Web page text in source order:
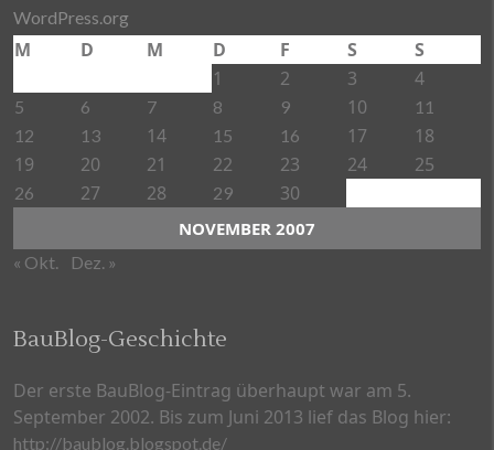
WordPress.org
NOVEMBER 2007
M D M D F S
S
1
2 3 4
5 6 7 8 9 10
11
12
13 14 15 16 17
18
19
20 21 22 23 24 25
26 27 28 29 30
« Okt. Dez. »
BauBlog-Geschichte
Der erste BauBlog-Eintrag überhaupt war am 5.
September 2002. Bis zum Juni 2013 lief das Blog hier:
http://baublog.blogspot.de/